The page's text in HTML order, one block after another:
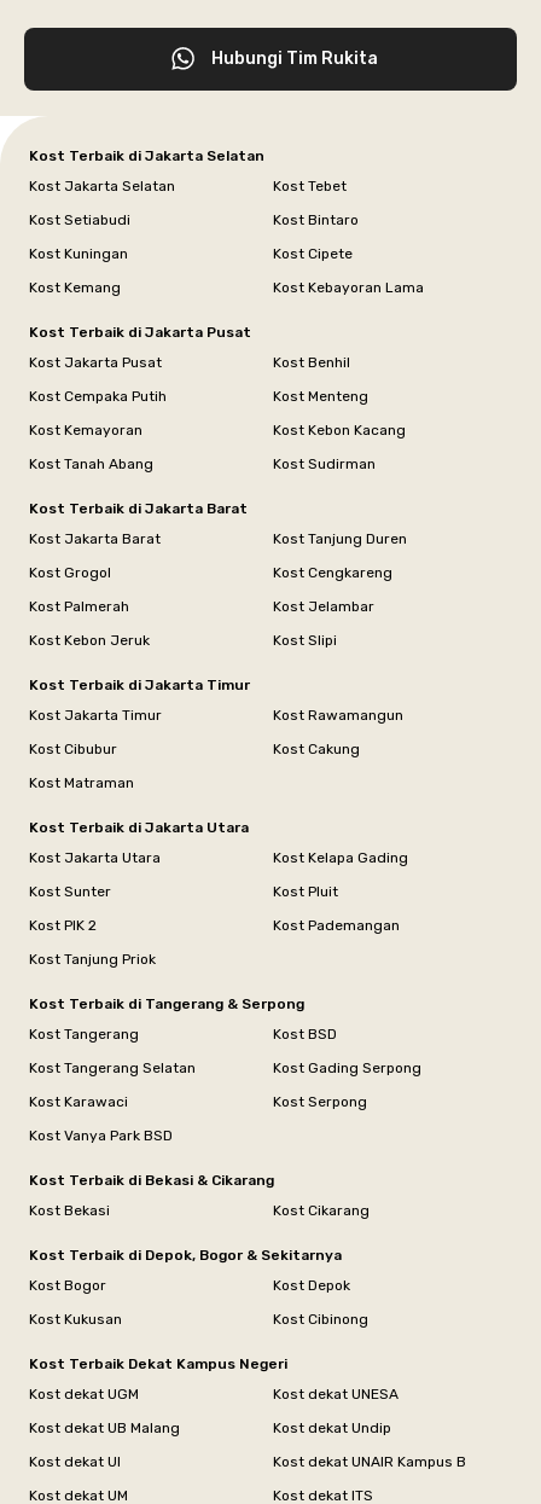
Hubungi Tim Rukita
Kost Terbaik di Jakarta Selatan
Kost Jakarta Selatan
Kost Tebet
Kost Setiabudi
Kost Bintaro
Kost Kuningan
Kost Cipete
Kost Kemang
Kost Kebayoran Lama
Kost Terbaik di Jakarta Pusat
Kost Jakarta Pusat
Kost Benhil
Kost Cempaka Putih
Kost Menteng
Kost Kemayoran
Kost Kebon Kacang
Kost Tanah Abang
Kost Sudirman
Kost Terbaik di Jakarta Barat
Kost Jakarta Barat
Kost Tanjung Duren
Kost Grogol
Kost Cengkareng
Kost Palmerah
Kost Jelambar
Kost Kebon Jeruk
Kost Slipi
Kost Terbaik di Jakarta Timur
Kost Jakarta Timur
Kost Rawamangun
Kost Cibubur
Kost Cakung
Kost Matraman
Kost Terbaik di Jakarta Utara
Kost Jakarta Utara
Kost Kelapa Gading
Kost Sunter
Kost Pluit
Kost PIK 2
Kost Pademangan
Kost Tanjung Priok
Kost Terbaik di Tangerang & Serpong
Kost Tangerang
Kost BSD
Kost Tangerang Selatan
Kost Gading Serpong
Kost Karawaci
Kost Serpong
Kost Vanya Park BSD
Kost Terbaik di Bekasi & Cikarang
Kost Bekasi
Kost Cikarang
Kost Terbaik di Depok, Bogor & Sekitarnya
Kost Bogor
Kost Depok
Kost Kukusan
Kost Cibinong
Kost Terbaik Dekat Kampus Negeri
Kost dekat UGM
Kost dekat UNESA
Kost dekat UB Malang
Kost dekat Undip
Kost dekat UI
Kost dekat UNAIR Kampus B
Kost dekat UM
Kost dekat ITS